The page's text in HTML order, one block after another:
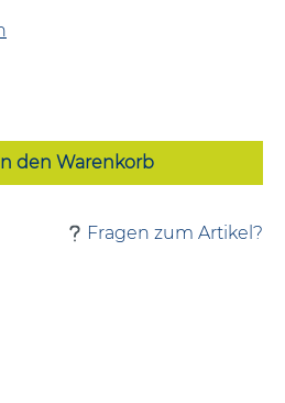
gewünschten Wert
In den Warenkorb
Fragen zum Artikel?